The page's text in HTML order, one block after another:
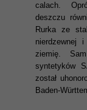
calach.
deszczu
Rurka ze
nierdzewnej
ziemię.
syntetyków
został
Baden-